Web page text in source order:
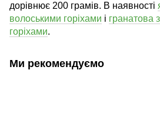
дорівнює 200 грамів. В наявності
волоськими горіхами і гранатова
горіхами.
Ми рекомендуємо